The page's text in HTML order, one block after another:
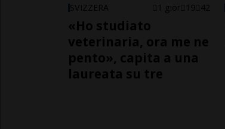
SVIZZERA 1 gior 19 42
«Ho studiato
veterinaria, ora me ne
pento», capita a una
laureata su tre